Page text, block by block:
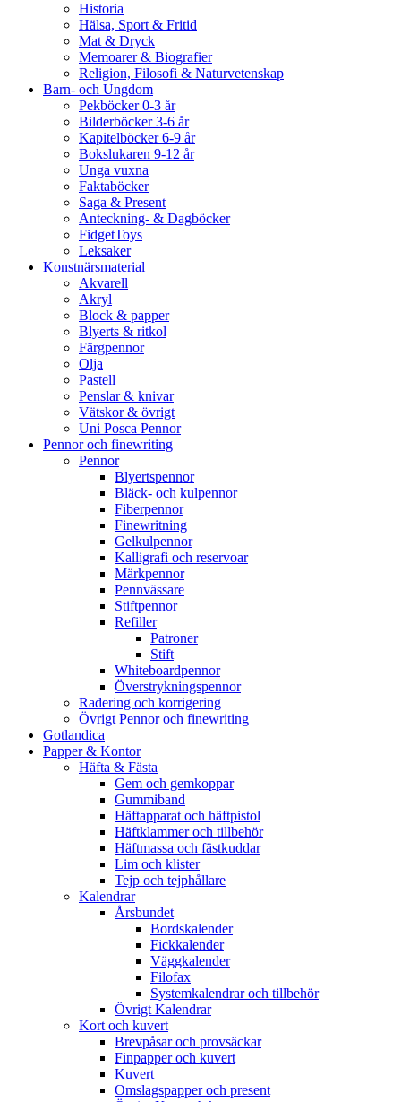
Historia
Hälsa, Sport & Fritid
Mat & Dryck
Memoarer & Biografier
Religion, Filosofi & Naturvetenskap
Barn- och Ungdom
Pekböcker 0-3 år
Bilderböcker 3-6 år
Kapitelböcker 6-9 år
Bokslukaren 9-12 år
Unga vuxna
Faktaböcker
Saga & Present
Anteckning- & Dagböcker
FidgetToys
Leksaker
Konstnärsmaterial
Akvarell
Akryl
Block & papper
Blyerts & ritkol
Färgpennor
Olja
Pastell
Penslar & knivar
Vätskor & övrigt
Uni Posca Pennor
Pennor och finewriting
Pennor
Blyertspennor
Bläck- och kulpennor
Fiberpennor
Finewritning
Gelkulpennor
Kalligrafi och reservoar
Märkpennor
Pennvässare
Stiftpennor
Refiller
Patroner
Stift
Whiteboardpennor
Överstrykningspennor
Radering och korrigering
Övrigt Pennor och finewriting
Gotlandica
Papper & Kontor
Häfta & Fästa
Gem och gemkoppar
Gummiband
Häftapparat och häftpistol
Häftklammer och tillbehör
Häftmassa och fästkuddar
Lim och klister
Tejp och tejphållare
Kalendrar
Årsbundet
Bordskalender
Fickkalender
Väggkalender
Filofax
Systemkalendrar och tillbehör
Övrigt Kalendrar
Kort och kuvert
Brevpåsar och provsäckar
Finpapper och kuvert
Kuvert
Omslagspapper och present